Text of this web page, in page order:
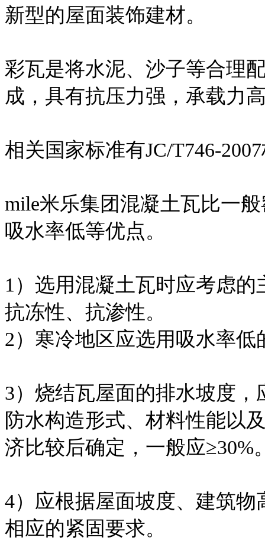
新型的屋面装饰建材。
彩瓦是将水泥、沙子等合理
成，具有抗压力强，承载力
相关国家标准有JC/T746-
mile米乐集团混凝土瓦比一
吸水率低等优点。
1）选用混凝土瓦时应考虑
抗冻性、抗渗性。
2）寒冷地区应选用吸水率低
3）烧结瓦屋面的排水坡度
防水构造形式、材料性能以
济比较后确定，一般应≥30%
4）应根据屋面坡度、建筑
相应的紧固要求。